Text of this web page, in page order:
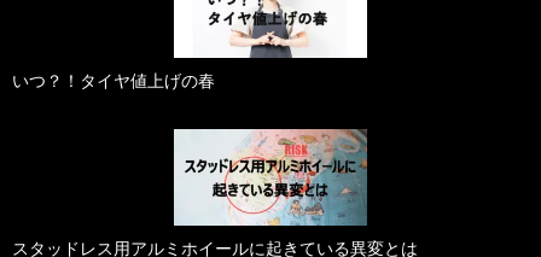
いつ？！タイヤ値上げの春
スタッドレス用アルミホイールに起きている異変とは